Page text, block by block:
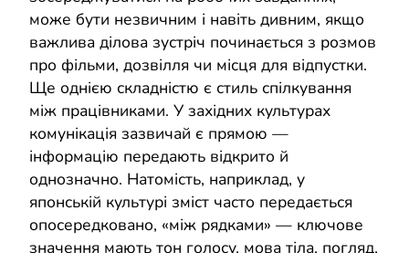
може бути незвичним і навіть дивним, якщо
важлива ділова зустріч починається з розмов
про фільми, дозвілля чи місця для відпустки.
Ще однією складністю є стиль спілкування
між працівниками. У західних культурах
комунікація зазвичай є прямою —
інформацію передають відкрито й
однозначно. Натомість, наприклад, у
японській культурі зміст часто передається
опосередковано, «між рядками» — ключове
значення мають тон голосу, мова тіла, погляд,